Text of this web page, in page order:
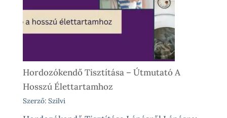
És
Különleges
Élethelyzetekre
Hordozókendő Tisztítása – Útmutató A
Hosszú Élettartamhoz
Szerző: Szilvi